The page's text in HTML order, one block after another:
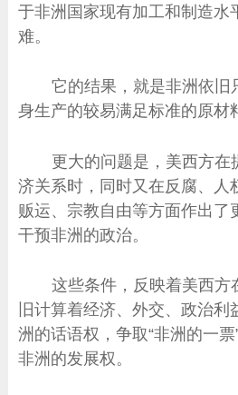
于非洲国家现有加工和制造水
难。
它的结果，就是非洲依旧
身生产的较易满足标准的原材
更大的问题是，美西方在
济关系时，同时又在反腐、人
贩运、宗教自由等方面作出了
干预非洲的政治。
这些条件，反映着美西方
旧计算着经济、外交、政治
洲的话语权，争取“非洲的一
非洲的发展权。